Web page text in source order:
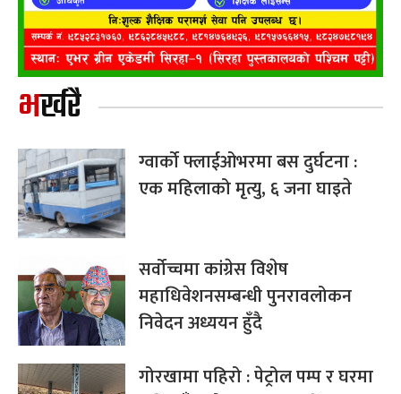
भर्खरै
ग्वार्को फ्लाईओभरमा बस दुर्घटना :
एक महिलाको मृत्यु, ६ जना घाइते
सर्वोच्चमा कांग्रेस विशेष
महाधिवेशनसम्बन्धी पुनरावलोकन
निवेदन अध्ययन हुँदै
गोरखामा पहिरो : पेट्रोल पम्प र घरमा